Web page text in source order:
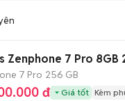
Zenphone 7 Pro 8GB
7 Pro 256 GB
đ Giá tốt Kèm